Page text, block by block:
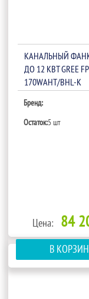
КАНАЛЬНЫЙ
ДО 12 КВТ GREE
170WAHT/BHL-K
Бренд:
Остаток:5 шт
Цена: 84
В